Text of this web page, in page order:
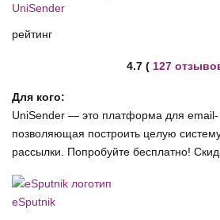
UniSender
рейтинг
4.7 ( 127
Для кого:
UniSender — это платформа для email-
позволяющая построить целую
рассылки. Попробуйте бесплатно!
eSputnik